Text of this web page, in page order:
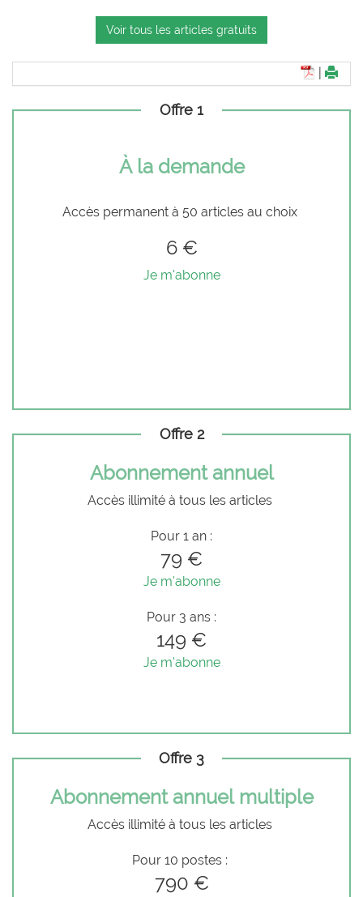
Voir tous les articles gratuits
Offre 1
À la demande
Accès permanent à 50 articles au choix
6 €
Je m'abonne
Offre 2
Abonnement annuel
Accès illimité à tous les articles
Pour 1 an :
79 €
Je m'abonne
Pour 3 ans :
149 €
Je m'abonne
Offre 3
Abonnement annuel multiple
Accès illimité à tous les articles
Pour 10 postes :
790 €